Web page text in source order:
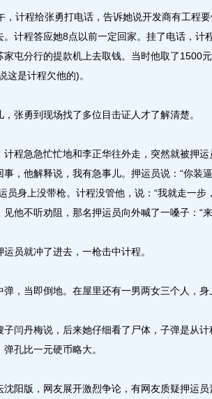
计程给张勇打电话，告诉她说开发商有工程要
。计程答应她8点以前一定回家。挂了电话，计
家屯分行的提款机上去取钱。当时他取了1500
这是计程欠他的)。
勇到现场找了多位目击证人才了解清楚。
急急忙忙地和李正华往外走，突然就被押运
事，他解释说，我有急事儿。押运员说：“你装
员身上没带枪。计程没管他，说：“我就走一步
见他不听劝阻，那名押运员向外喊了一嗓子：“
就冲了进去，一枪击中计程。
当即倒地。在屋里还有一男两女三个人，身
丹梅说，后来她仔细看了尸体，子弹是从计
孔比一元硬币略大。
版，网友展开激烈争论，有网友质疑押运员